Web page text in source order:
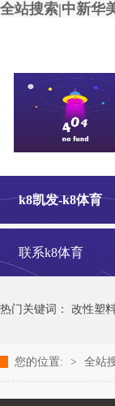
全站搜索|中新华
改性塑料颗粒、染色
k8凯发-k8体育
联系k8体育
热门关键词： 改性塑
您的位置: > 全站